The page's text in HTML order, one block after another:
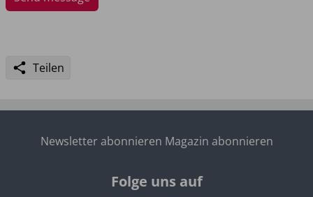
Teilen
Newsletter abonnieren Magazin abonnieren
Folge uns auf